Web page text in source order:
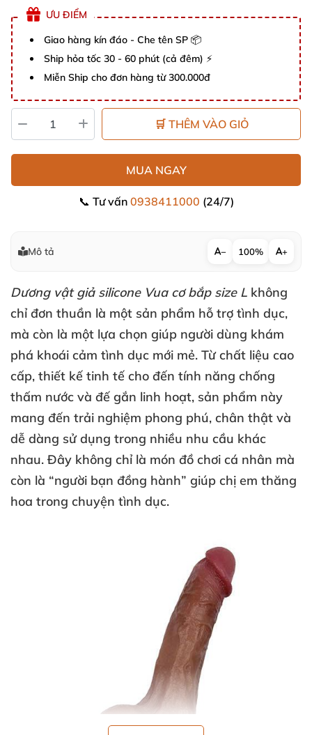
ƯU ĐIỂM
Giao hàng kín đáo - Che tên SP 📦
Ship hỏa tốc 30 - 60 phút (cả đêm) ⚡
Miễn Ship cho đơn hàng từ 300.000đ
🛒 THÊM VÀO GIỎ
MUA NGAY
📞 Tư vấn 0938411000 (24/7)
Mô tả − 100% +
Dương vật giả silicone Vua cơ bắp size L không
chỉ đơn thuần là một sản phẩm hỗ trợ tình dục,
mà còn là một lựa chọn giúp người dùng khám
phá khoái cảm tình dục mới mẻ. Từ chất liệu cao
cấp, thiết kế tinh tế cho đến tính năng chống
thấm nước và đế gắn linh hoạt, sản phẩm này
mang đến trải nghiệm phong phú, chân thật và
dễ dàng sử dụng trong nhiều nhu cầu khác
nhau. Đây không chỉ là món đồ chơi cá nhân mà
còn là “người bạn đồng hành” giúp chị em thăng
hoa trong chuyện tình dục.